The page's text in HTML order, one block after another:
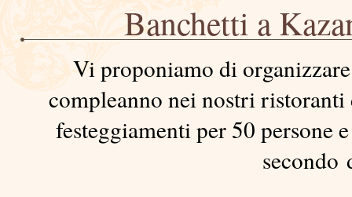
Banchetti a
Vi proponiamo di
compleanno nei nostri
festeggiamenti per 50 persone
secondo